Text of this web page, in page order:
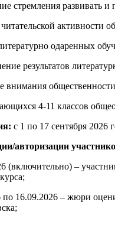
стремления развивать и
активности
одаренных
результатов
внимания
4-11 классов
с 1 по 17 сентября
авторизации
(включительно) –
по 16.09.2026 – жюри